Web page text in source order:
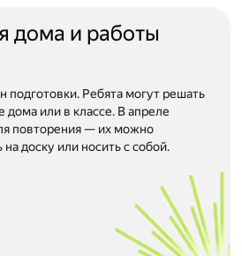
дома и работы
подготовки. Ребята могут решать
дома или в классе. В апреле
повторения — их можно
на доску или носить с собой.